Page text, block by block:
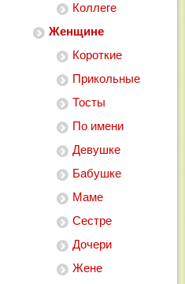
Коллеге
Женщине
Короткие
Прикольные
Тосты
По имени
Девушке
Бабушке
Маме
Сестре
Дочери
Жене